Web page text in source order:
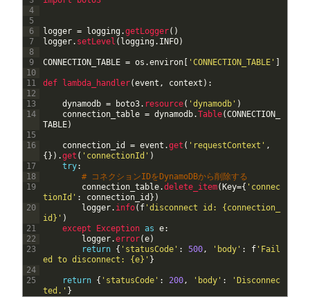
4
5
6
7
8
9
10
11
12
13
14
15
16
17
18
19
20
21
22
23
24
25
logger = logging .getLogger( )
logger. setLevel ( logging . INFO)
CONNECTION_TABLE = os .environ 'CONNECTION_TABLE'
def lambda_handler(event , context ) :
dynamodb = boto3. resource( 'dynamodb' )
connection_table = dynamodb.Table(CONNECTION_
TABLE)
connection_id = event .get ( 'requestContext' ,
{ } ) .get ( 'connectionId' )
try:
# コネクションIDをDynamoDBから削除する
connection_table.delete_item( Key={ 'connec
tionId' : connection_id } )
logger. info( f 'disconnect id: {connection_
id}' )
except
Exception as e:
logger.error(e)
return { 'statusCode' : 500, 'body' : f 'Fail
ed to disconnect: {e}' }
return { 'statusCode' : 200, 'body' :
'Disconnec
ted.' }